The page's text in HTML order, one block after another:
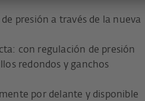
presión a través de la nueva
con regulación de presión
redondos y ganchos
por delante y disponible